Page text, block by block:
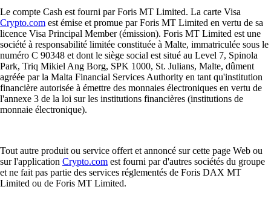
Le compte Cash est fourni par Foris MT Limited. La carte Visa
Crypto.com est émise et promue par Foris MT Limited en vertu de sa
licence Visa Principal Member (émission). Foris MT Limited est une
société à responsabilité limitée constituée à Malte, immatriculée sous le
numéro C 90348 et dont le siège social est situé au Level 7, Spinola
Park, Triq Mikiel Ang Borg, SPK 1000, St. Julians, Malte, dûment
agréée par la Malta Financial Services Authority en tant qu'institution
financière autorisée à émettre des monnaies électroniques en vertu de
l'annexe 3 de la loi sur les institutions financières (institutions de
monnaie électronique).
Tout autre produit ou service offert et annoncé sur cette page Web ou
sur l'application Crypto.com est fourni par d'autres sociétés du groupe
et ne fait pas partie des services réglementés de Foris DAX MT
Limited ou de Foris MT Limited.